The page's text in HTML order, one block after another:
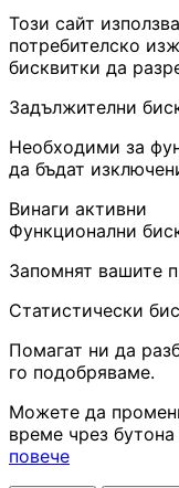
Този сайт
потребителско
бисквитки да
Задължителни
Необходими за
да бъдат
Винаги активни
Функционални
Запомнят вашите
Статистически
Помагат ни да
го подобряваме.
Можете да
време чрез
повече